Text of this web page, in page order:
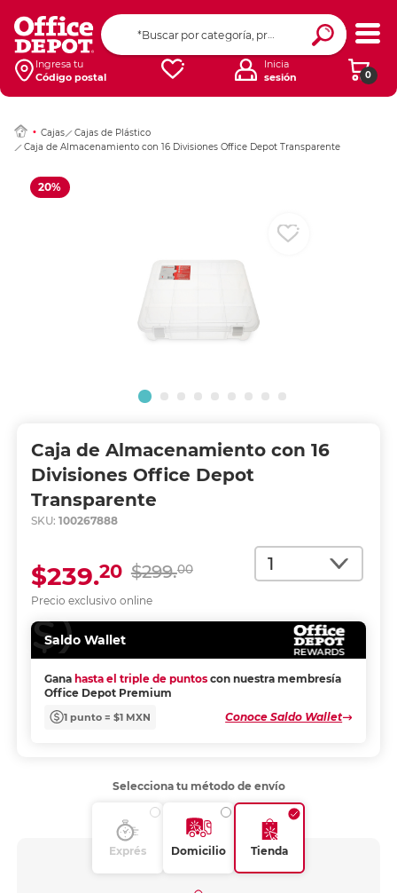
Ingresa tu
Código postal
0
Inicia
sesión
Cajas
Cajas de Plástico
Caja de Almacenamiento con 16 Divisiones Office Depot Transparente
20%
Caja de Almacenamiento con 16
Divisiones Office Depot
Transparente
SKU: 100267888
Cantidad
Precio exclusivo online
$299.00
$239.20
Saldo Wallet
Gana hasta el triple de puntos con nuestra membresía
Office Depot Premium
1 punto = $1 MXN Conoce Saldo Wallet
Ingresar Codigo
Selecciona tu método de envío
Exprés Domicilio Tienda